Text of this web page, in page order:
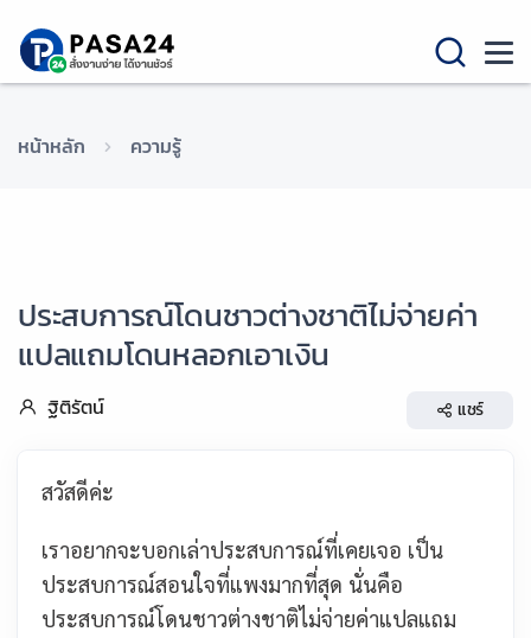
หน้าหลัก ความรู้
ประสบการณ์โดนชาวต่างชาติไม่จ่ายค่า
แปลแถมโดนหลอกเอาเงิน
ฐิติรัตน์ แชร์
สวัสดีค่ะ
เราอยากจะบอกเล่าประสบการณ์ที่เคยเจอ เป็น
ประสบการณ์สอนใจที่แพงมากที่สุด นั่นคือ
ประสบการณ์โดนชาวต่างชาติไม่จ่ายค่าแปลแถม